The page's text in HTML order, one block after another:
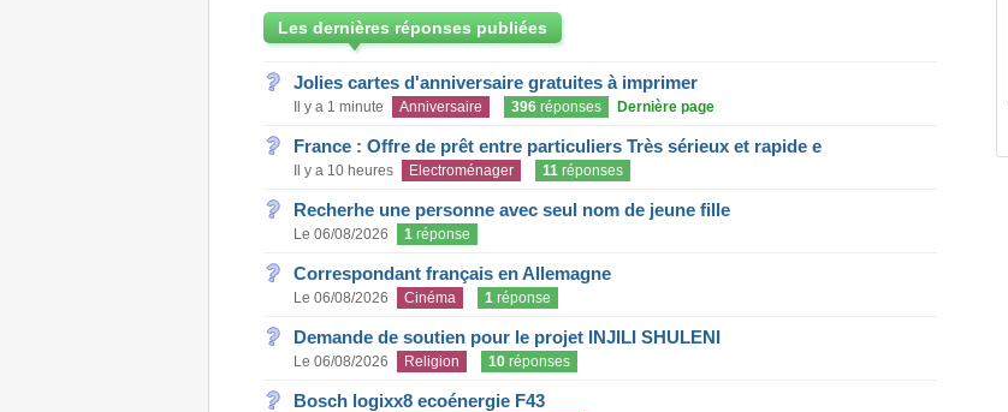
Les dernières réponses publiées
Jolies cartes d'anniversaire gratuites à imprimer
Il y a 1 minute Anniversaire 396réponses Dernière page
France : Offre de prêt entre particuliers Très sérieux et rapide e
Il y a 10 heures Electroménager 11réponses
Recherhe une personne avec seul nom de jeune fille
Le 06/08/2026 1réponse
Correspondant français en Allemagne
Le 06/08/2026 Cinéma 1réponse
Demande de soutien pour le projet INJILI SHULENI
Le 06/08/2026 Religion 10réponses
Bosch logixx8 ecoénergie F43